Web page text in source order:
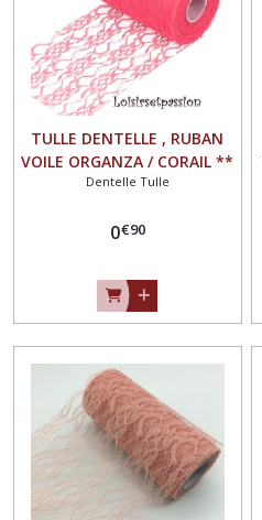
TULLE DENTELLE , RUBAN
VOILE ORGANZA / CORAIL **
15 cm ** Vendu au mètre -
Dentelle Tulle
0€90